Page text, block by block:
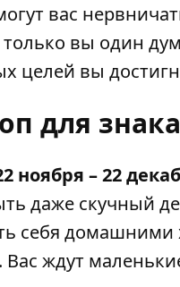
вас
вы один
целей вы
для
ноября – 22
даже скучный
себя
Вас ждут